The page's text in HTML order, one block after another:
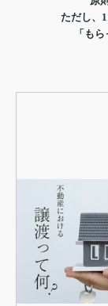
ただし、
「も